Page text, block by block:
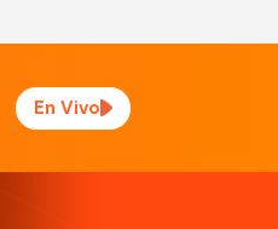
En Vivo